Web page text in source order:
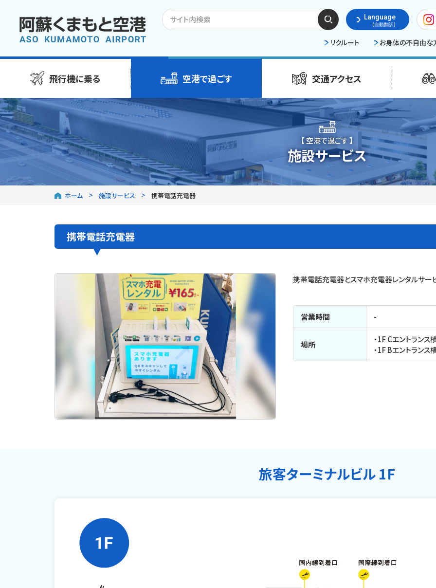
検索
する
Language
(自動翻訳)
リクルート お身体の不自由な
飛行機に乗る 空港で過ごす 交通アクセス
【 空港で過ごす 】
施設サービス
ホーム 施設サービス 携帯電話充電器
携帯電話充電器
携帯電話充電器とスマホ充電器レンタルサー
営業時間 -
場所
・1F Cエントランス
・1F Bエントランス
旅客ターミナルビル 1F